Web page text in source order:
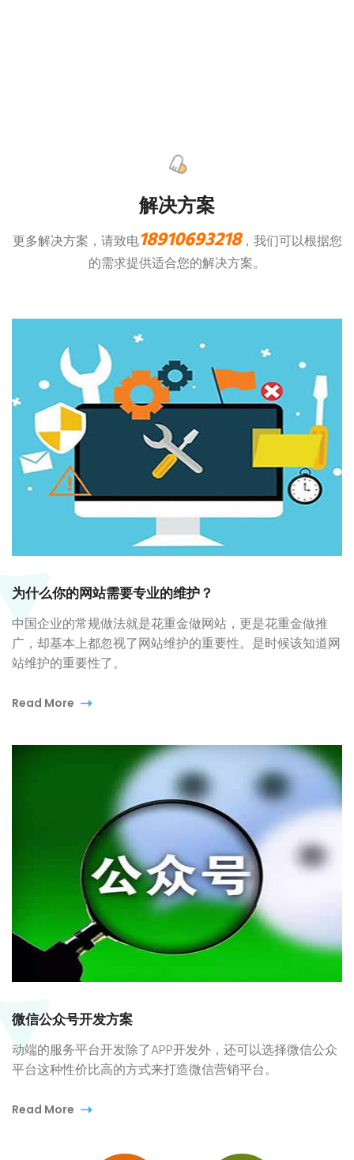
解决方案
更多解决方案，请致电18910693218，我们可以根据您
的需求提供适合您的解决方案。
为什么你的网站需要专业的维护？
中国企业的常规做法就是花重金做网站，更是花重金做推
广，却基本上都忽视了网站维护的重要性。是时候该知道网
站维护的重要性了。
Read More
微信公众号开发方案
动端的服务平台开发除了APP开发外，还可以选择微信公众
平台这种性价比高的方式来打造微信营销平台。
Read More